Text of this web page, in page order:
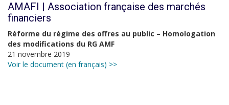
AMAFI | Association française des marchés
financiers
Réforme du régime des offres au public – Homologation
des modifications du RG AMF
21 novembre 2019
Voir le document (en français) >>